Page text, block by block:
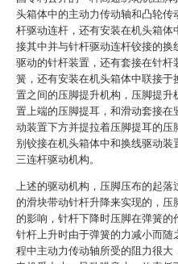
头箱体中的主动力传动轴和凸轮传
杆驱动连杆，还有安装在机头箱体
接其中并与针杆驱动连杆铰接的换
驱动的针杆装置，还有套接在针杆
簧，还有安装在机头箱体中联接于
置之间的压脚提升机构，压脚提升
置上端的压脚提耳，和滑动套接在
动装置下方并提拉着压脚提耳的压
别铰接在机头箱体中和换线驱动装
三连杆驱动机构。
上述的驱动机构，压脚压布的起落
的滑块带动针杆升降来实现的，压
的影响，针杆下降时压脚在弹簧的
针杆上升时由于弹簧的力减小而随
程中主动力传动轴所受的阻力很大